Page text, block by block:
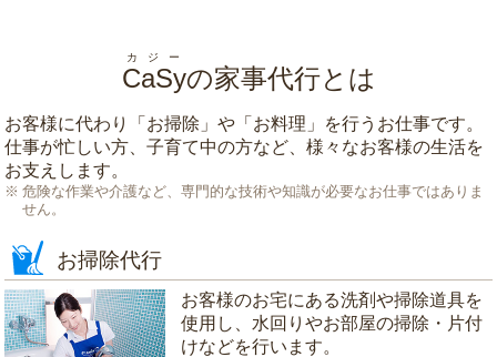
CaSy
カジー
の家事代行とは
お客様に代わり「 お掃除 」や「 お料理 」を行うお仕事です。
仕事が忙しい方、子育て中の方など、様々なお客様の生活を
お支えします。
危険な作業や介護など、専門的な技術や知識が必要なお仕事ではありま
せん。
お掃除代行
お客様のお宅にある洗剤や掃除道具を
使用し、水回りやお部屋の掃除・片付
けなどを行います。